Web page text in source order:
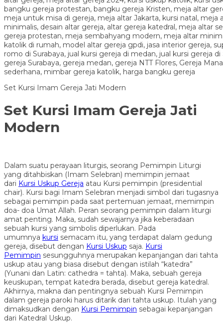
Set Kursi Imam Gereja Jati Modern
Set Kursi Imam Gereja Jati
Modern
Dalam suatu perayaan liturgis, seorang Pemimpin Liturgi
yang ditahbiskan (Imam Selebran) memimpin jemaat
dari Kursi Uskup Gereja atau Kursi pemimpin (presidential
chair). Kursi bagi Imam Selebran menjadi simbol dari tugasnya
sebagai pemimpin pada saat pertemuan jemaat, memimpin
doa- doa Umat Allah. Peran seorang pemimpin dalam liturgi
amat penting. Maka, sudah sewajarnya jika keberadaan
sebuah kursi yang simbolis diperlukan. Pada
umumnya kursi semacam itu, yang terdapat dalam gedung
gereja, disebut dengan Kursi Uskup saja. Kursi
Pemimpin sesungguhnya merupakan kepanjangan dari tahta
uskup atau yang biasa disebut dengan istilah “katedra”
(Yunani dan Latin: cathedra = tahta). Maka, sebuah gereja
keuskupan, tempat katedra berada, disebut gereja katedral.
Akhirnya, makna dan pentingnya sebuah Kursi Pemimpin
dalam gereja paroki harus ditarik dari tahta uskup. Itulah yang
dimaksudkan dengan Kursi Pemimpin sebagai kepanjangan
dari Katedral Uskup.